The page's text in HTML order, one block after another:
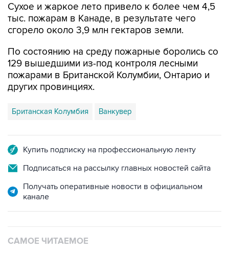
Сухое и жаркое лето привело к более чем 4,5
тыс. пожарам в Канаде, в результате чего
сгорело около 3,9 млн гектаров земли.
По состоянию на среду пожарные боролись со
129 вышедшими из-под контроля лесными
пожарами в Британской Колумбии, Онтарио и
других провинциях.
Британская Колумбия Ванкувер
Купить подписку на профессиональную ленту
Подписаться на рассылку главных новостей сайта
Получать оперативные новости в официальном
канале
САМОЕ ЧИТАЕМОЕ